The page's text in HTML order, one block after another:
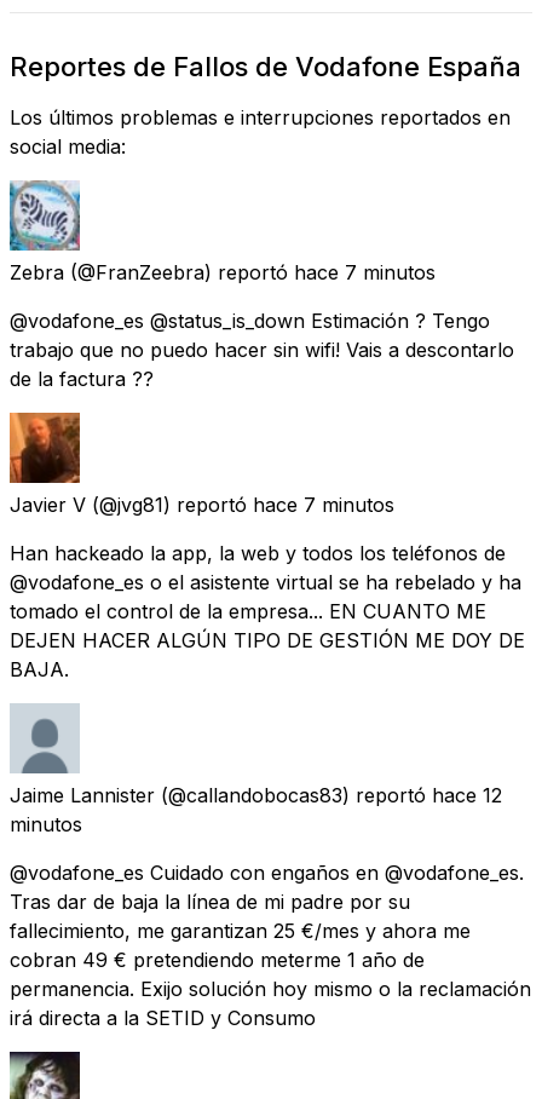
Reportes de Fallos de Vodafone España
Los últimos problemas e interrupciones reportados en
social media:
Zebra (@FranZeebra) reportó hace 7 minutos
@vodafone_es @status_is_down Estimación ? Tengo
trabajo que no puedo hacer sin wifi! Vais a descontarlo
de la factura ??
Javier V (@jvg81) reportó hace 7 minutos
Han hackeado la app, la web y todos los teléfonos de
@vodafone_es o el asistente virtual se ha rebelado y ha
tomado el control de la empresa... EN CUANTO ME
DEJEN HACER ALGÚN TIPO DE GESTIÓN ME DOY DE
BAJA.
Jaime Lannister (@callandobocas83) reportó hace 12
minutos
@vodafone_es Cuidado con engaños en @vodafone_es.
Tras dar de baja la línea de mi padre por su
fallecimiento, me garantizan 25 €/mes y ahora me
cobran 49 € pretendiendo meterme 1 año de
permanencia. Exijo solución hoy mismo o la reclamación
irá directa a la SETID y Consumo